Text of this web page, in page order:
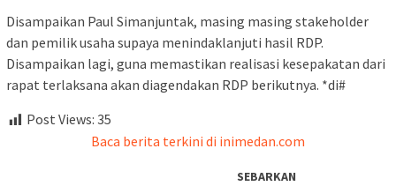
Disampaikan Paul Simanjuntak, masing masing stakeholder
dan pemilik usaha supaya menindaklanjuti hasil RDP.
Disampaikan lagi, guna memastikan realisasi kesepakatan dari
rapat terlaksana akan diagendakan RDP berikutnya. *di#
Post Views: 35
Baca berita terkini di inimedan.com
SEBARKAN